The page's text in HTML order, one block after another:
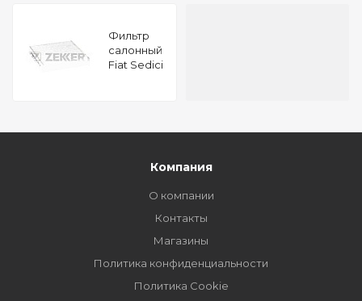
Фильтр
салонный
Fiat Sedici
Компания
О компании
Контакты
Магазины
Политика конфиденциальности
Политика Cookie